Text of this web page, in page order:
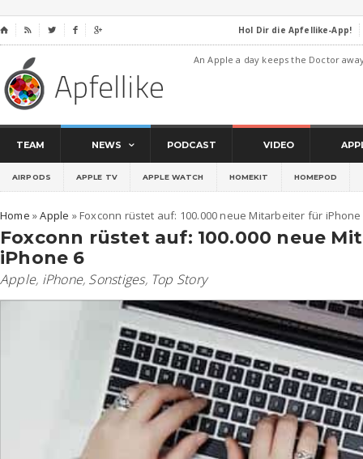
⌂     Hol Dir die Apfellike-App!
An Apple a day keeps the Doctor
TEAM NEWS PODCAST VIDEO
AIRPODS APPLE TV APPLE WATCH HOMEKIT HOMEPOD
Home »Apple » Foxconn rüstet auf: 100.000 neue Mitarbeiter für iPhone
Foxconn rüstet auf: 100.000 neue
iPhone 6
Apple, iPhone, Sonstiges, Top Story